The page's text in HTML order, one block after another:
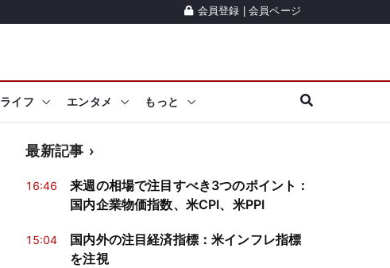
会員登録 会員ページ
ライフ エンタメ もっと
最新記事
16:46
来週の相場で注目すべき3つのポイント：
国内企業物価指数、米CPI、米PPI
15:04
国内外の注目経済指標：米インフレ指標
を注視